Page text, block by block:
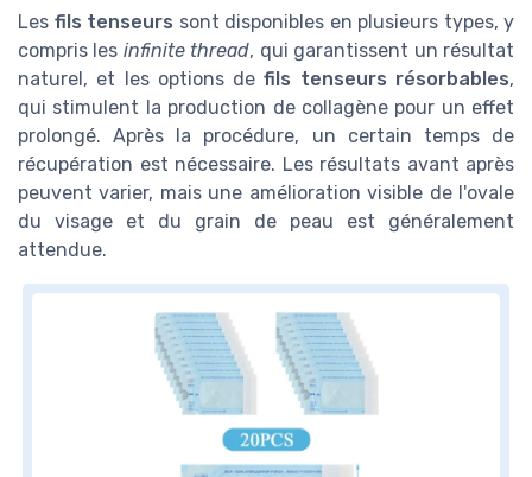
Les fils tenseurs sont disponibles en plusieurs types, y
compris les infinite thread, qui garantissent un résultat
naturel, et les options defils tenseurs résorbables,
qui stimulent la production de collagène pour un effet
prolongé. Après la procédure, un certain temps de
récupération est nécessaire. Les résultats avant après
peuvent varier, mais une amélioration visible de l'ovale
du visage et du grain de peau est généralement
attendue.